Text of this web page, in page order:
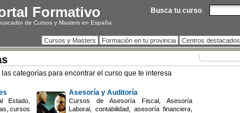
Formativo
de Cursos y Masters en España
Cursos y Masters Formación en tu provincia Centros destacados
categorías para encontrar el curso que te interesa
Estado,
cursos
Asesoría y Auditoría
Cursos de Asesoría Fiscal, Asesoría
Laboral, contabilidad, asesoría financiera,
Busca tu curso